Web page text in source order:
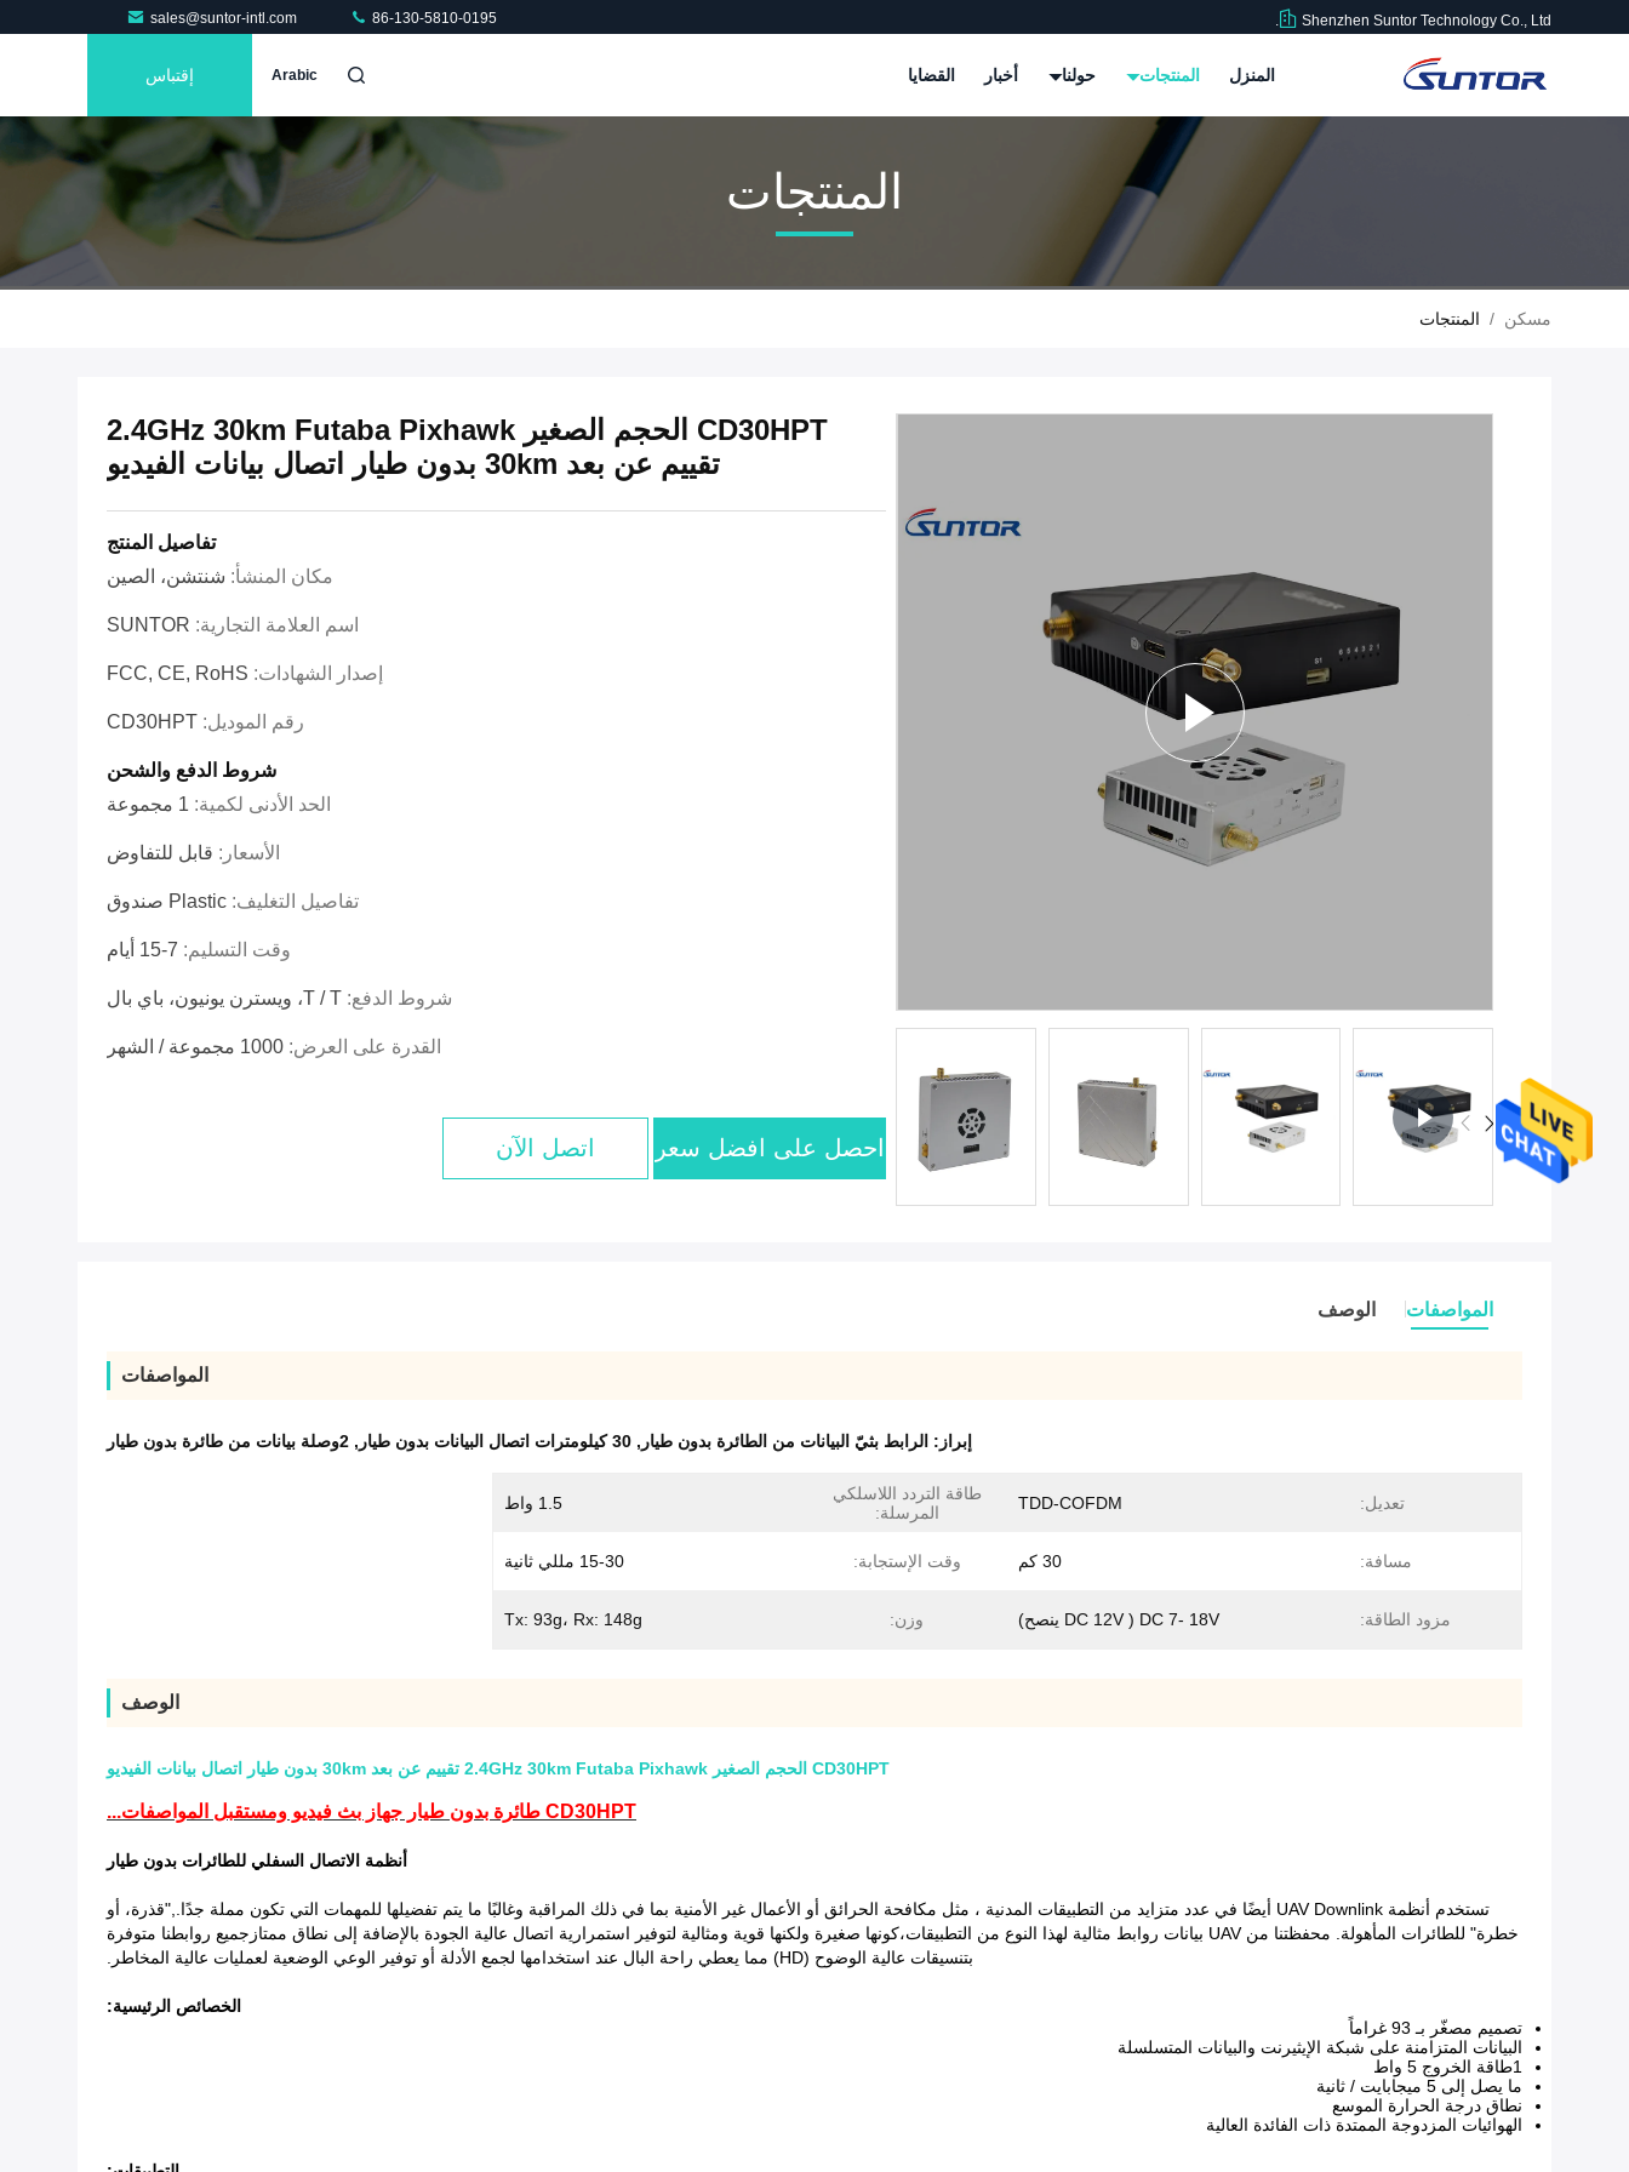
Shenzhen Suntor Technology Co., Ltd.
sales@suntor-intl.com 86-130-5810-0195
المنزل المنتجات حولنا أخبار القضايا Arabic إقتباس
المنتجات
مسكن / المنتجات
CD30HPT الحجم الصغير 2.4GHz 30km Futaba Pixhawk
تقييم عن بعد 30km بدون طيار اتصال بيانات الفيديو
تفاصيل المنتج
مكان المنشأ: شنتشن، الصين
اسم العلامة التجارية: SUNTOR
إصدار الشهادات: FCC, CE, RoHS
رقم الموديل: CD30HPT
شروط الدفع والشحن
الحد الأدنى لكمية: 1 مجموعة
الأسعار: قابل للتفاوض
تفاصيل التغليف: Plastic صندوق
وقت التسليم: 7-15 أيام
شروط الدفع: T / T، ويسترن يونيون، باي بال
القدرة على العرض: 1000 مجموعة / الشهر
احصل على افضل سعر اتصل الآن
المواصفات الوصف
المواصفات
إبراز: الرابط بثيّ البيانات من الطائرة بدون طيار , 30 كيلومترات اتصال البيانات بدون طيار , 2وصلة بيانات من طائرة بدون طيار
تعديل: TDD-COFDM
طاقة التردد اللاسلكي
المرسلة:
1.5 واط
مسافة: 30 كم وقت الإستجابة: 15-30 مللي ثانية
مزود الطاقة: DC 7- 18V ( DC 12V ينصح) وزن: Tx: 93g، Rx: 148g
الوصف
CD30HPT الحجم الصغير 2.4GHz 30km Futaba Pixhawk تقييم عن بعد 30km بدون طيار اتصال بيانات الفيديو
CD30HPT طائرة بدون طيار جهاز بث فيديو ومستقبل المواصفات...
أنظمة الاتصال السفلي للطائرات بدون طيار
تستخدم أنظمة UAV Downlink أيضًا في عدد متزايد من التطبيقات المدنية ، مثل مكافحة الحرائق أو الأعمال غير الأمنية بما في ذلك المراقبة وغالبًا ما يتم تفضيلها للمهمات التي تكون مملة جدًا.,"قذرة، أو
خطرة" للطائرات المأهولة. محفظتنا من UAV بيانات روابط مثالية لهذا النوع من التطبيقات،كونها صغيرة ولكنها قوية ومثالية لتوفير استمرارية اتصال عالية الجودة بالإضافة إلى نطاق ممتازجميع روابطنا متوفرة
بتنسيقات عالية الوضوح (HD) مما يعطي راحة البال عند استخدامها لجمع الأدلة أو توفير الوعي الوضعية لعمليات عالية المخاطر.
الخصائص الرئيسية:
تصميم مصغّر بـ 93 غراماً
البيانات المتزامنة على شبكة الإيثيرنت والبيانات المتسلسلة
1طاقة الخروج 5 واط
ما يصل إلى 5 ميجابايت / ثانية
نطاق درجة الحرارة الموسع
الهوائيات المزدوجة الممتدة ذات الفائدة العالية